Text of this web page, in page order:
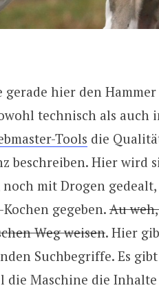
gerade hier den
technisch als auch
Tools die
beschreiben. Hier wird
noch mit Drogen
gegeben. Au
Weg weisen. Hier
Suchbegriffe. Es
die Maschine die